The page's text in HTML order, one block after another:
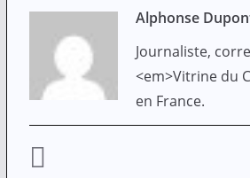
Alphonse
Journaliste,
<em>Vitrine du
en France.